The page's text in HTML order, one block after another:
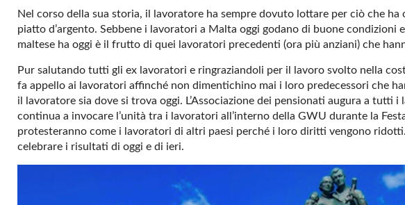
Nel corso della sua storia, il lavoratore ha sempre dovuto lottare per ciò che
piatto d’argento. Sebbene i lavoratori a Malta oggi godano di buone
maltese ha oggi è il frutto di quei lavoratori precedenti (ora più anziani) che
Pur salutando tutti gli ex lavoratori e ringraziandoli per il lavoro svolto nella
fa appello ai lavoratori affinché non dimentichino mai i loro predecessori che
il lavoratore sia dove si trova oggi. L’Associazione dei pensionati augura a tutti
continua a invocare l’unità tra i lavoratori all’interno della GWU durante la
protesteranno come i lavoratori di altri paesi perché i loro diritti vengono
celebrare i risultati di oggi e di ieri.